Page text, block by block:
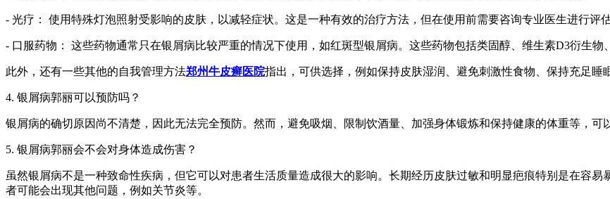
- 光疗： 使用特殊灯泡照射受影响的皮肤，以减轻症状。这是一种有效的治疗方法，但在使用前需要咨询专业医生进行评估
- 口服药物： 这些药物通常只在银屑病比较严重的情况下使用，如红斑型银屑病。这些药物包括类固醇、维生素D3衍生物
此外，还有一些其他的自我管理方法郑州牛皮癣医院指出，可供选择，例如保持皮肤湿润、避免刺激性食物、保持充足睡
4. 银屑病郭丽可以预防吗？
银屑病的确切原因尚不清楚，因此无法完全预防。然而，避免吸烟、限制饮酒量、加强身体锻炼和保持健康的体重等，可
5. 银屑病郭丽会不会对身体造成伤害？
虽然银屑病不是一种致命性疾病，但它可以对患者生活质量造成很大的影响。长期经历皮肤过敏和明显疤痕特别是在容
者可能会出现其他问题，例如关节炎等。